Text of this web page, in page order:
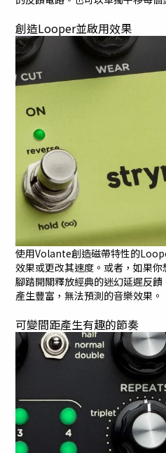
創造Looper並啟用效果
使用Volante創造磁帶特性的
效果或更改其速度。或者，如果
腳踏開關釋放經典的迷幻延遲反
產生豐富，無法預測的音樂效果。
可變間距產生有趣的節奏